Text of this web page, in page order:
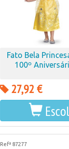
Fato Bela
100º
27,92 €
Refª 87277